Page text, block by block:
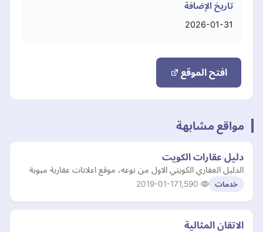
تاريخ الإضافة
2026-01-31
افتح الموقع
مواقع مشابهة
دليل عقارات الكويت
الدليل العقاري الكويتي الاول من نوعه، موقع اعلانات عقارية مبوبة
خدمات 2019-01-17
الاتقان المثالية